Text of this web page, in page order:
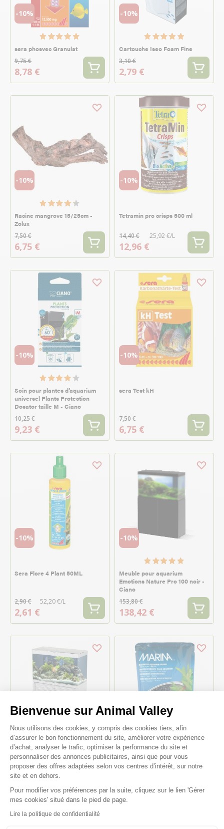
Bienvenue sur Animal Valley
Plateforme de Gestion du
Nous utilisons des cookies, y compris des cookies tiers, afin
d’assurer le bon fonctionnement du site, améliorer votre expérience
d’achat, analyser le trafic, optimiser la performance du site et
personnaliser des annonces publicitaires, ainsi que pour vous
proposer des offres adaptées selon vos centres d’intérêt, sur notre
site et en dehors.
Pour modifier vos préférences par la suite, cliquez sur le lien 'Gérer
mes cookies' situé dans le pied de page.
Lire la politique de confidentialité
Axeptio consent
-10%
sera phosvec Granulat
9,75 €
8,78 €
-10%
Cartouche Iseo Foam Fine
3,10 €
2,79 €
-10%
Racine mangrove 15/25cm -
Zolux
7,50 €
6,75 €
-10%
Tetramin pro crisps 500 ml
14,40 €
12,96 €
25,92 €/L
-10%
Soin pour plantes d’aquarium
universel Plants Protection
Dosator taille M - Ciano
10,25 €
9,23 €
-10%
sera Test kH
7,50 €
6,75 €
-10%
Sera Flore 4 Plant 50ML
2,90 €
2,61 €
52,20 €/L
-10%
Meuble pour aquarium
Emotions Nature Pro 100 noir -
Ciano
153,80 €
138,42 €
Aquarium poisson Emotions
Nature One 100 blanc avec
meuble - Ciano
844,35 €
Gravier décoratif Violet 450Gr
1,50 €